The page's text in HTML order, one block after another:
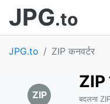
JPG.to
JPG.to ZIP कनवर्टर
ZIP
ZIP
बदलना